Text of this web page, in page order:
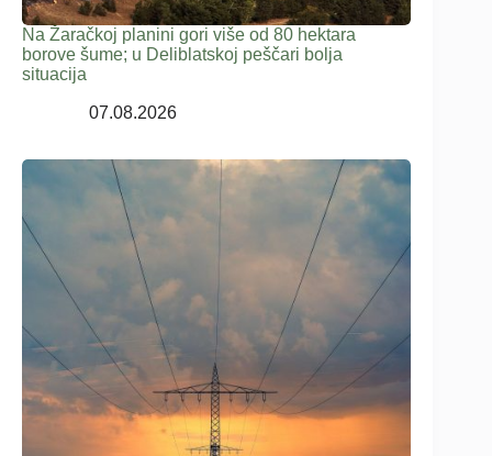
Na Žaračkoj planini gori više od 80 hektara
borove šume; u Deliblatskoj peščari bolja
situacija
07.08.2026